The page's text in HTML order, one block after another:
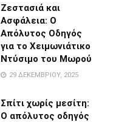
Ζεστασιά και
Ασφάλεια: Ο
Απόλυτος Οδηγός
για το Χειμωνιάτικο
Ντύσιμο του Μωρού
29 ΔΕΚΕΜΒΡΊΟΥ, 2025
Σπίτι χωρίς μεσίτη:
Ο απόλυτος οδηγός